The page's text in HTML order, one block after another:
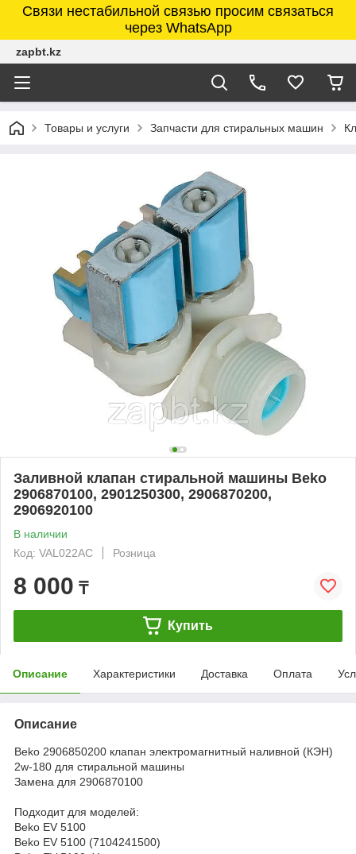
Связи нестабильной связью просим связаться
через WhatsApp
zapbt.kz
Товары и услуги Запчасти для стиральных машин
Заливной клапан стиральной машины Beko
2906870100, 2901250300, 2906870200,
2906920100
В наличии
Код: VAL022AC
Розница
8 000 ₸
Купить
Описание Характеристики Доставка Оплата
Описание
Beko 2906850200 клапан электромагнитный наливной (КЭН)
2w-180 для стиральной машины
Замена для 2906870100
Подходит для моделей:
Beko EV 5100
Beko EV 5100 (7104241500)